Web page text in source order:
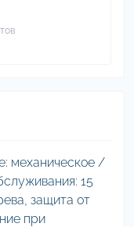
механическое /
15
защита от
при